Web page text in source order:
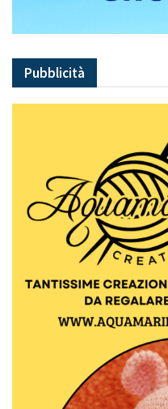
Pubblicità